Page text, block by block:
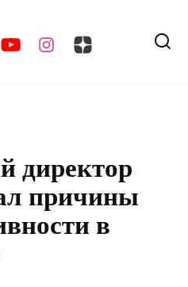
директор
причины
в